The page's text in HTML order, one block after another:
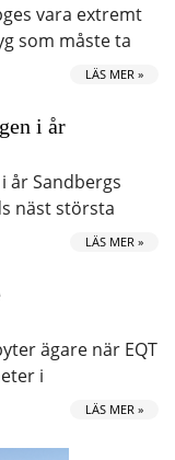
vara extremt
som måste ta
LÄS MER »
i år
år Sandbergs
näst största
LÄS MER »
ägare när EQT
i
LÄS MER »